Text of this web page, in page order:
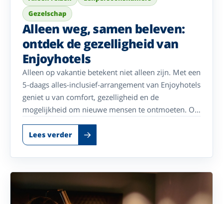
Gezelschap
Alleen weg, samen beleven:
ontdek de gezelligheid van
Enjoyhotels
Alleen op vakantie betekent niet alleen zijn. Met een
5-daags alles-inclusief-arrangement van Enjoyhotels
geniet u van comfort, gezelligheid en de
mogelijkheid om nieuwe mensen te ontmoeten. Of
u nu alleen reist of samen komt: u bent altijd
welkom.
Lees verder